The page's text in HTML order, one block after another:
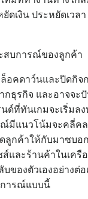
ดเงิน ประหยัดเวล
สบการณ์ของลูกค้า
ล็อคดาว์นและปิดกิจ
ธุรกิจ และอาจจะ
ด์ที่ทันเกมจะเริ่มล
ณ์มีแนวโน้มจะคลี่ค
ลูกค้าให้กับมาซบอ
ส์และร้านค้าในเครื
ของตัวเองอย่างต่อ
ารณ์แบบนี้